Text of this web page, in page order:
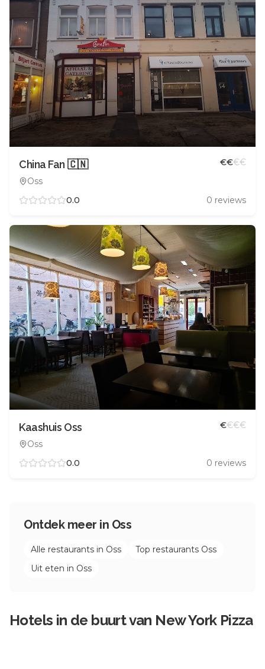
China Fan 🇨🇳
Oss
€€€€
0.0 0 reviews
Kaashuis Oss
Oss
€€€€
0.0 0 reviews
Ontdek meer in Oss
Alle restaurants in Oss Top restaurants Oss
Uit eten in Oss
Hotels in de buurt van New York Pizza